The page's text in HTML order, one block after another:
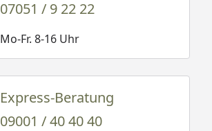
07051 / 9 22 22
Mo-Fr. 8-16 Uhr
Express-Beratung
09001 / 40 40 40